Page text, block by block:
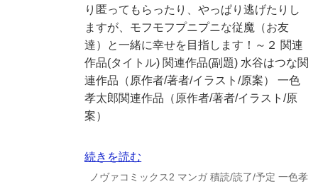
り匿ってもらったり、やっぱり逃げたりし
ますが、モフモフプニプニな従魔（お友
達）と一緒に幸せを目指します！～２ 関連
作品(タイトル) 関連作品(副題) 水谷はつな関
連作品（原作者/著者/イラスト/原案） 一色
孝太郎関連作品（原作者/著者/イラスト/原
案）
続きを読む
ノヴァコミックス2 マンガ 積読/読了/予定 一色孝